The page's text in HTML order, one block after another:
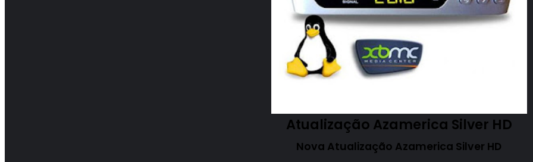
Atualização Azamerica Silver HD
Nova Atualização Azamerica Silver HD